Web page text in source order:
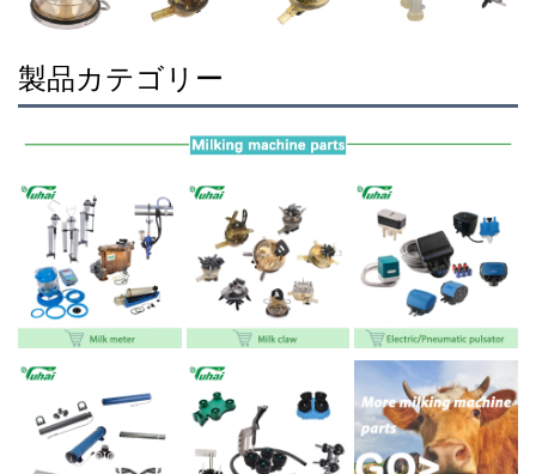
製品カテゴリー